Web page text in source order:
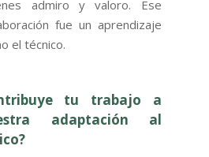
admiro y valoro. Ese
fue un aprendizaje
el técnico.
tu trabajo a
adaptación al